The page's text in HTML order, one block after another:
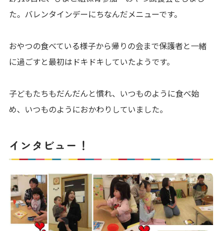
た。バレンタインデーにちなんだメニューです。
おやつの食べている様子から帰りの会まで保護者と一緒
に過ごすと最初はドキドキしていたようです。
子どもたちもだんだんと慣れ、いつものように食べ始
め、いつものようにおかわりしていました。
インタビュー！